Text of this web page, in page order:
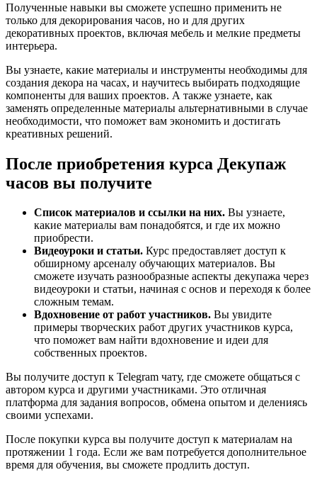
Полученные навыки вы сможете успешно применить не
только для декорирования часов, но и для других
декоративных проектов, включая мебель и мелкие предметы
интерьера.
Вы узнаете, какие материалы и инструменты необходимы для
создания декора на часах, и научитесь выбирать подходящие
компоненты для ваших проектов. А также узнаете, как
заменять определенные материалы альтернативными в случае
необходимости, что поможет вам экономить и достигать
креативных решений.
После приобретения курса Декупаж
часов вы получите
Список материалов и ссылки на них. Вы узнаете,
какие материалы вам понадобятся, и где их можно
приобрести.
Видеоуроки и статьи. Курс предоставляет доступ к
обширному арсеналу обучающих материалов. Вы
сможете изучать разнообразные аспекты декупажа через
видеоуроки и статьи, начиная с основ и переходя к более
сложным темам.
Вдохновение от работ участников. Вы увидите
примеры творческих работ других участников курса,
что поможет вам найти вдохновение и идеи для
собственных проектов.
Вы получите доступ к Telegram чату, где сможете общаться с
автором курса и другими участниками. Это отличная
платформа для задания вопросов, обмена опытом и делениясь
своими успехами.
После покупки курса вы получите доступ к материалам на
протяжении 1 года. Если же вам потребуется дополнительное
время для обучения, вы сможете продлить доступ.